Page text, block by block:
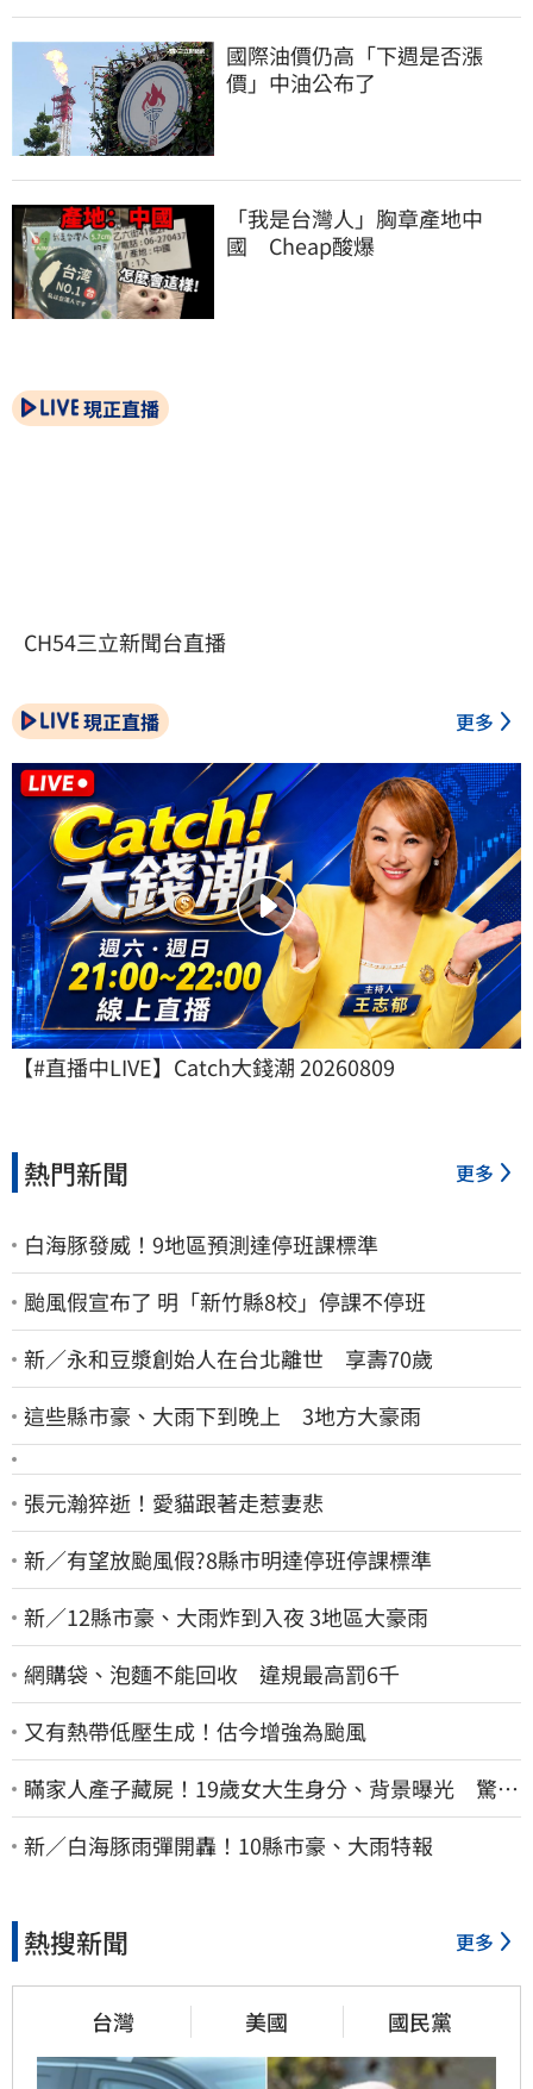
國際油價仍高「下週是否漲
價」中油公布了
「我是台灣人」胸章產地中
國　Cheap酸爆
現正直播
CH54三立新聞台直播
現正直播 更多
【#直播中LIVE】Catch大錢潮 20260809
熱門新聞 更多
白海豚發威！9地區預測達停班課標準
颱風假宣布了 明「新竹縣8校」停課不停班
新／永和豆漿創始人在台北離世 享壽70歲
這些縣市豪、大雨下到晚上 3地方大豪雨
張元瀚猝逝！愛貓跟著走惹妻悲
新／有望放颱風假?8縣市明達停班停課標準
新／12縣市豪、大雨炸到入夜 3地區大豪雨
網購袋、泡麵不能回收 違規最高罰6千
又有熱帶低壓生成！估今增強為颱風
瞞家人產子藏屍！19歲女大生身分、背景曝光 驚見
「產檢紀錄全空白」
新／白海豚雨彈開轟！10縣市豪、大雨特報
熱搜新聞 更多
台灣 美國 國民黨